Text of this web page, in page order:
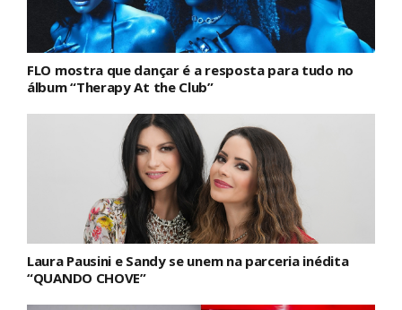
FLO mostra que dançar é a resposta para tudo no
álbum “Therapy At the Club”
Laura Pausini e Sandy se unem na parceria inédita
“QUANDO CHOVE”